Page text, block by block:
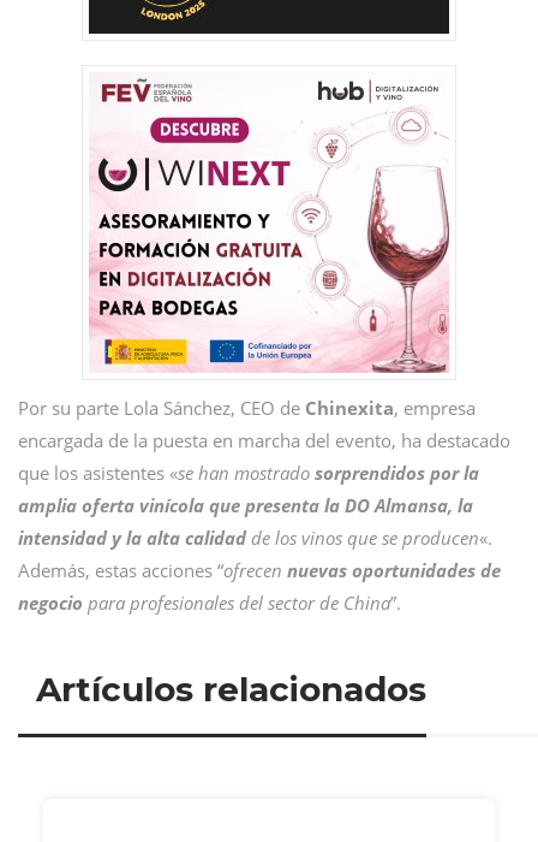
Por su parte Lola Sánchez, CEO de Chinexita, empresa
encargada de la puesta en marcha del evento, ha destacado
que los asistentes «se han mostrado sorprendidos por la
amplia oferta vinícola que presenta la DO Almansa, la
intensidad y la alta calidadde los vinos que se producen«.
Además, estas acciones “ofrecen nuevas oportunidades de
negocio para profesionales del sector de China”.
Artículos relacionados